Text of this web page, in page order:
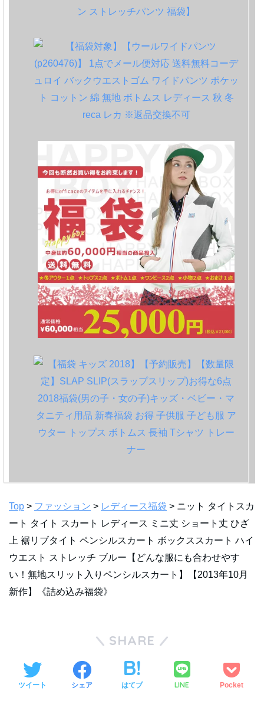
Top > ファッション > レディース福袋 > ニット タイトスカ
ート タイト スカート レディース ミニ丈 ショート丈 ひざ
上 裾リブタイト ペンシルスカート ボックススカート ハイ
ウエスト ストレッチ ブルー【どんな服にも合わせやす
い！無地スリット入りペンシルスカート】【2013年10月
新作】《詰め込み福袋》
SHARE
ツイート シェア はてブ LINE Pocket